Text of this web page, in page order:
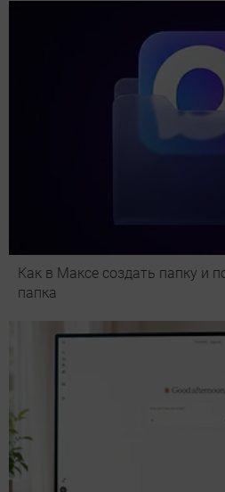
Как в Максе создать папку и
папка